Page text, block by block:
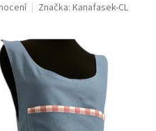
Značka: Kanafasek-CL